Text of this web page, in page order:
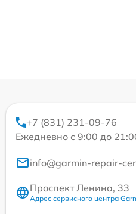
+7 (831) 231-09-76
Ежедневно с 9:00 до
info@garmin-repair-
Проспект Ленина, 33
Адрес сервисного центра